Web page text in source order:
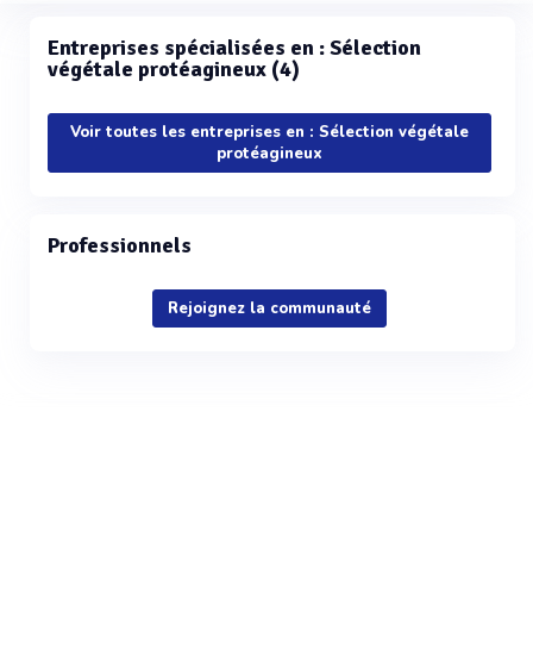
Entreprises spécialisées en : Sélection
végétale protéagineux (4)
Voir toutes les entreprises en : Sélection végétale
protéagineux
Professionnels
Rejoignez la communauté